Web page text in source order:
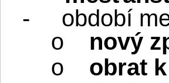
-
období
o nový
o
obrat